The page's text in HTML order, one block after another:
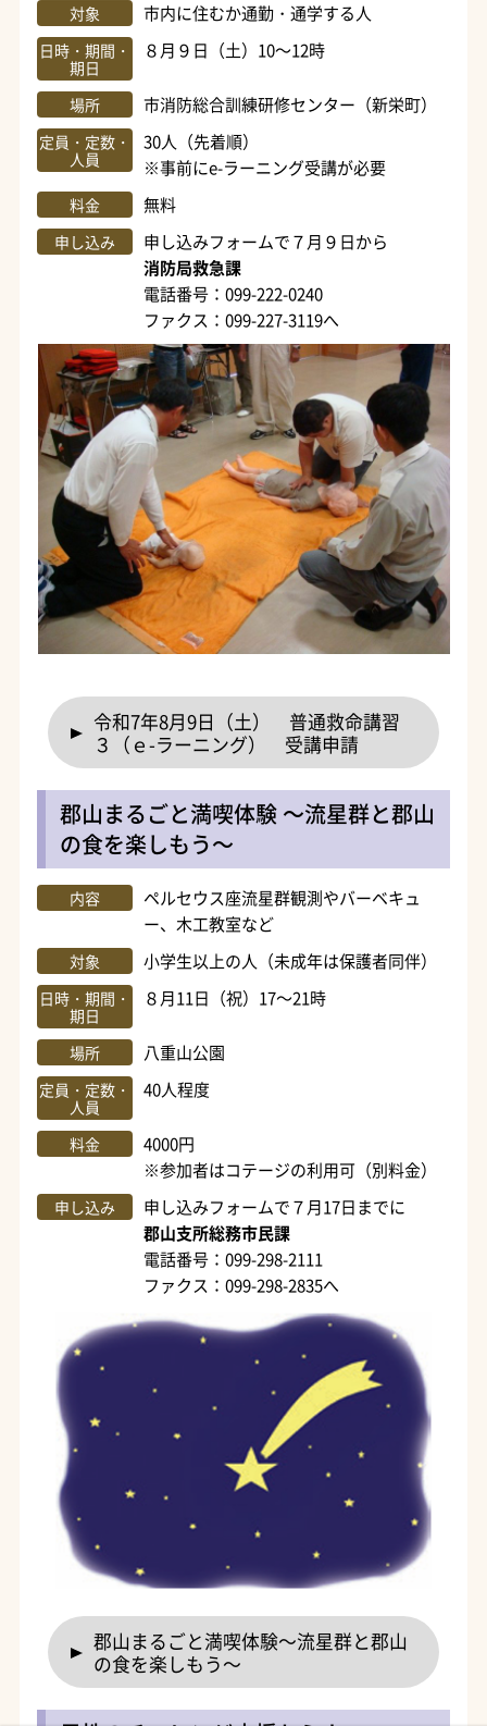
対象 市内に住むか通勤・通学する人
日時・期間・
期日
８月９日（土）10～12時
場所 市消防総合訓練研修センター（新栄町）
定員・定数・
人員
30人（先着順）
※事前にe-ラーニング受講が必要
料金 無料
申し込み
申し込みフォームで７月９日から
消防局救急課
電話番号：099-222-0240
ファクス：099-227-3119へ
令和7年8月9日（土） 普通救命講習
３（ｅ-ラーニング） 受講申請
郡山まるごと満喫体験 ～流星群と郡山
の食を楽しもう～
内容
ペルセウス座流星群観測やバーベキュ
ー、木工教室など
対象 小学生以上の人（未成年は保護者同伴）
日時・期間・
期日
８月11日（祝）17～21時
場所 八重山公園
定員・定数・
人員
40人程度
料金
4000円
※参加者はコテージの利用可（別料金）
申し込み
申し込みフォームで７月17日までに
郡山支所総務市民課
電話番号：099-298-2111
ファクス：099-298-2835へ
郡山まるごと満喫体験～流星群と郡山
の食を楽しもう～